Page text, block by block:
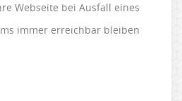
Webseite bei Ausfall eines
immer erreichbar bleiben.